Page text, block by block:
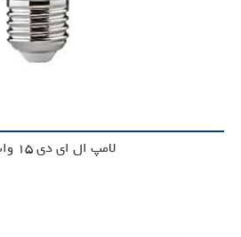
لامپ ال ای دی 15 وات BS